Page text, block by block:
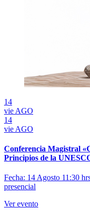
14
vie AGO
14
vie AGO
Conferencia Magistral
Principios de la
Fecha: 14 Agosto 11:30
presencial
Ver evento